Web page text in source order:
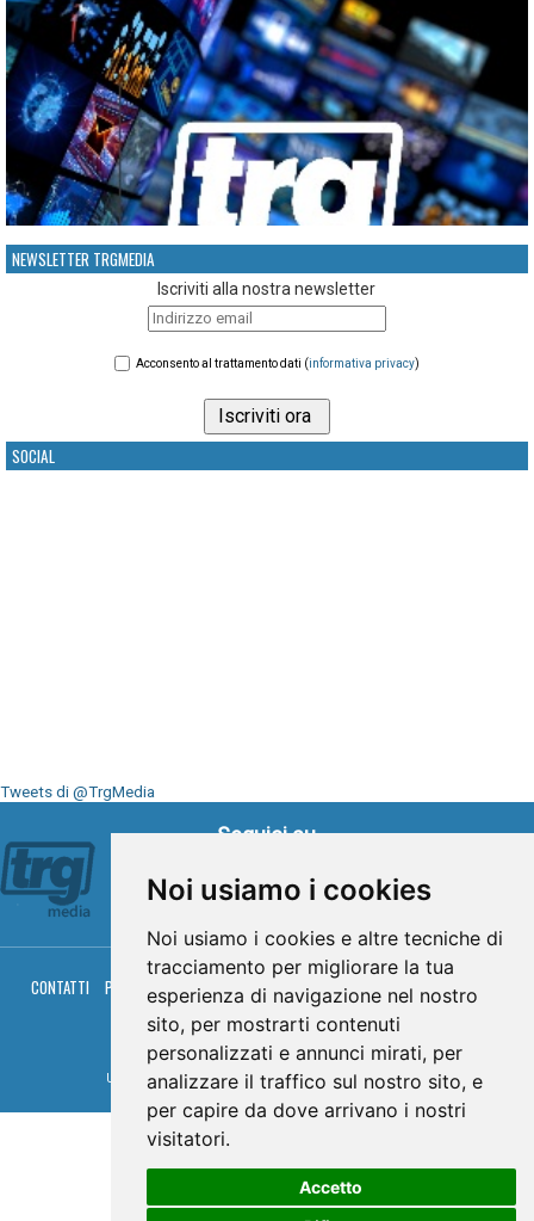
Noi usiamo i cookies
Noi usiamo i cookies e altre tecniche di
tracciamento per migliorare la tua
esperienza di navigazione nel nostro
sito, per mostrarti contenuti
personalizzati e annunci mirati, per
analizzare il traffico sul nostro sito, e
per capire da dove arrivano i nostri
visitatori.
Accetto
NEWSLETTER TRGMEDIA
Iscriviti alla nostra newsletter
Acconsento al trattamento dati (informativa privacy)
SOCIAL
Tweets di @TrgMedia
Seguici su
CONTATTI PRIVACY COOKIES PALINSESTO DIRETTA TV
DIRETTA RADIO
RGM HITRADIO
© TRG Media 2005-2026
Umbria Televisioni s.r.l. - P.I.00496230541 - www.trgmedia.it- Powered by